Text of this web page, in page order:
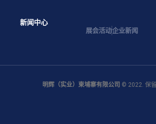
新闻中心
展会活动企业新闻
明辉（实业）柬埔寨有限公司 © 2022. 保